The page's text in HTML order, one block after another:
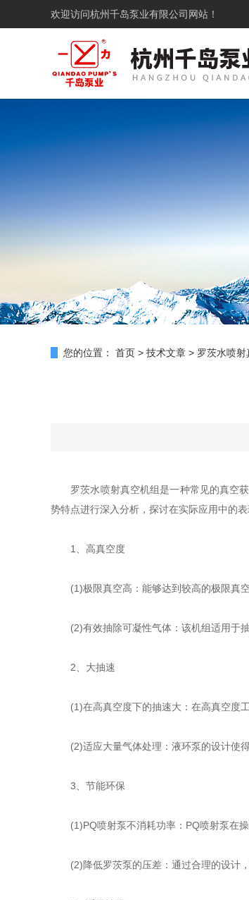
欢迎访问杭州千岛泵业有限公司网站！
您的位置： 首页 > 技术文章 > 罗茨水喷
罗茨水喷射真空机组是一种常见的真空获
势特点进行深入分析，探讨在实际应用中的表
1、高真空度
(1)极限真空高：能够达到较高的极限真空
(2)有效抽除可凝性气体：该机组适用于抽
2、大抽速
(1)在高真空度下的抽速大：在高真空度工
(2)适应大量气体处理：液环泵的设计使得
3、节能环保
(1)PQ喷射泵不消耗功率：PQ喷射泵在操
(2)降低罗茨泵的压差：通过合理的设计，